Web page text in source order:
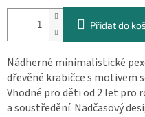
cena:
Přidat do
Nádherné minimalistické
dřevěné krabičce s motivem
Vhodné pro děti od 2 let pro
a soustředění. Nadčasový